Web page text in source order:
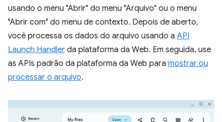
usando o menu "Abrir" do menu "Arquivo" ou o menu
"Abrir com" do menu de contexto. Depois de aberto,
você processa os dados do arquivo usando a API
Launch Handler da plataforma da Web. Em seguida, use
as APIs padrão da plataforma da Web para mostrar ou
processar o arquivo.